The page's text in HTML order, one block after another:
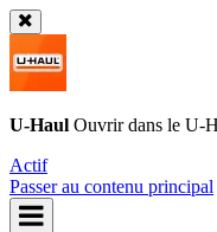
U-Haul Ouvrir dans le U-
Actif
Passer au contenu principal